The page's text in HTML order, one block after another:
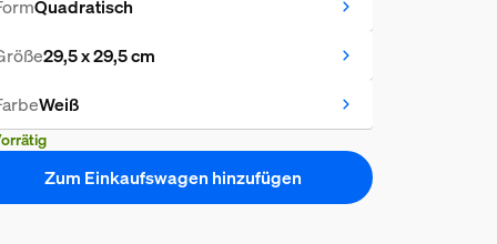
Quadratisch
29,5 x 29,5 cm
Weiß
Zum Einkaufswagen hinzufügen